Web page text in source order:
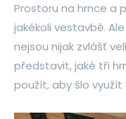
Prostoru na hrnce a
jakékoli vestavbě.
nejsou nijak zvlášť
představit, jaké tři
použít, aby šlo